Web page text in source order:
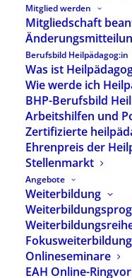
Mitglied werden
Mitgliedschaft
Berufsbild Heilpädagog:in
Was ist
Wie werde ich
BHP-Berufsbild
Arbeitshilfen und
Zertifizierte
Ehrenpreis der
Stellenmarkt
Angebote
Weiterbildung
Onlineseminare
EAH Online-
Frühförderung
1)
Datum:20.
Uhrzeit:19:00 - 20:30
Ort:Online via Zoom
Am Mittwoch, den
zwischen 19.00 –
Landesfachgruppe
Württemberg statt.
BHP-Mitglieder sind